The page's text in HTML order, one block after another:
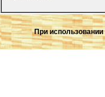
При